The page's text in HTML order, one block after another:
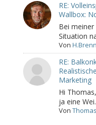
RE:
Wallbox:
Bei
Situation
Von
RE:
Marketing
Hi
ja eine
Von